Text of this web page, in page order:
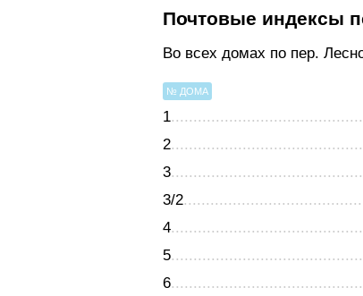
Почтовые индексы
Во всех домах по пер.
№ ДОМА
1
2
3
3/2
4
5
6